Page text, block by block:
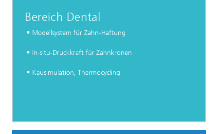
Bereich Dental
Modellsystem für Zahn-Haftung
In-situ-Druckkraft für Zahnkronen
Kausimulation, Thermocycling